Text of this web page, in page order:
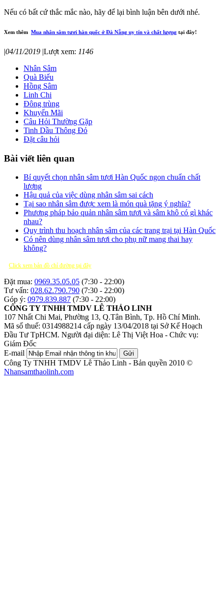
Nếu có bất cứ thắc mắc nào, hãy để lại bình luận bên dưới nhé.
Xem thêm Mua nhân sâm tươi hàn quốc ở Đà Nẵng uy tín và chất lượng tại đây!
|04/11/2019 |Lượt xem: 1146
Nhân Sâm
Quà Biếu
Hồng Sâm
Linh Chi
Đông trùng
Khuyến Mãi
Câu Hỏi Thường Gặp
Tinh Dầu Thông Đỏ
Đặt câu hỏi
Bài viết liên quan
Bí quyết chọn nhân sâm tươi Hàn Quốc ngon chuẩn chất
lượng
Hậu quả của việc dùng nhân sâm sai cách
Tại sao nhân sâm được xem là món quà tặng ý nghĩa?
Phương pháp bảo quản nhân sâm tươi và sâm khô có gì khác
nhau?
Quy trình thu hoạch nhân sâm của các trang trại tại Hàn Quốc
Có nên dùng nhân sâm tươi cho phụ nữ mang thai hay
không?
Click xem bản đồ chỉ đường tại đây
Đặt mua: 0969.35.05.05 (7:30 - 22:00)
Tư vấn: 028.62.790.790 (7:30 - 22:00)
Góp ý: 0979.839.887 (7:30 - 22:00)
CÔNG TY TNHH TMDV LÊ THẢO LINH
107 Nhất Chi Mai, Phường 13, Q.Tân Bình, Tp. Hồ Chí Minh.
Mã số thuế: 0314988214 cấp ngày 13/04/2018 tại Sở Kế Hoạch
Đầu Tư TpHCM. Người đại diện: Lê Thị Việt Hoa - Chức vụ:
Giám Đốc
E-mail
Gửi
Công Ty TNHH TMDV Lê Thảo Linh - Bản quyền 2010 ©
Nhansamthaolinh.com